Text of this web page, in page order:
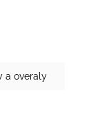
a overaly